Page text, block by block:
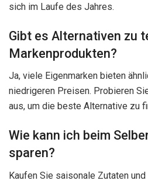
sich im Laufe des Jahres.
Gibt es Alternativen zu
Markenprodukten?
Ja, viele Eigenmarken bieten
niedrigeren Preisen. Probieren
aus, um die beste Alternative zu
Wie kann ich beim
sparen?
Kaufen Sie saisonale Zutaten